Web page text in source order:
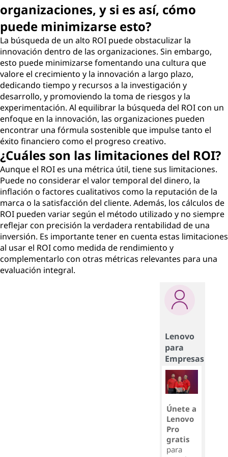
organizaciones, y si es así, cómo
puede minimizarse esto?
La búsqueda de un alto ROI puede obstaculizar la
innovación dentro de las organizaciones. Sin embargo,
esto puede minimizarse fomentando una cultura que
valore el crecimiento y la innovación a largo plazo,
dedicando tiempo y recursos a la investigación y
desarrollo, y promoviendo la toma de riesgos y la
experimentación. Al equilibrar la búsqueda del ROI con un
enfoque en la innovación, las organizaciones pueden
encontrar una fórmula sostenible que impulse tanto el
éxito financiero como el progreso creativo.
¿Cuáles son las limitaciones del ROI?
Aunque el ROI es una métrica útil, tiene sus limitaciones.
Puede no considerar el valor temporal del dinero, la
inflación o factores cualitativos como la reputación de la
marca o la satisfacción del cliente. Además, los cálculos de
ROI pueden variar según el método utilizado y no siempre
reflejar con precisión la verdadera rentabilidad de una
inversión. Es importante tener en cuenta estas limitaciones
al usar el ROI como medida de rendimiento y
complementarlo con otras métricas relevantes para una
evaluación integral.
Lenovo
para
Empresas
Únete a
Lenovo
Pro
gratis
para